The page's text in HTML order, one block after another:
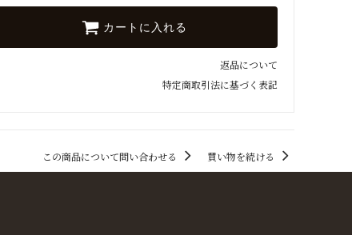
カートに入れる
返品について
特定商取引法に基づく表記
この商品について問い合わせる 買い物を続ける